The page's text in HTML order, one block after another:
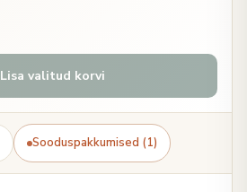
Lisa valitud korvi
Sooduspakkumised (1)